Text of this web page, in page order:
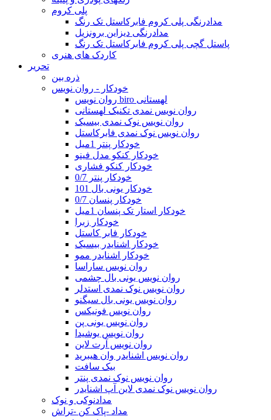
پلی کروم
مدادرنگی پلی کروم فابرکاستل تک رنگ
مدادرنگی دیزاین برونزیل
پاستل گچی پلی کروم فابرکاستل تک رنگ
کاردک های هنری
تحریر
ذره بین
خودکار - روان نویس
روان نویس biro لهستانی
روان نویس نمدی تکنیک لهستانی
روان نویس نوک نمدی بیسیک
روان نویس نوک نمدی فابرکاستل
خودکار پنتر 1میل
خودکار کنکو مدل فینو
خودکار کنکو فشاری
خودکار پنتر 0/7
خودکار یونی بال 101
خودکار پنسان 0/7
خودکار استار تک پنسان 1میل
خودکار زبرا
خودکار فابر کاستل
خودکار اشنایدر بیسیک
خودکار اشنایدر ممو
روان نویس ساراسا
روان نویس یونی بال چشمی
روان نویس نوک نمدی استدلر
روان نویس یونی بال سیگنو
روان نویس فونیکس
روان نویس یونی پن
روان نویس یوشیدا
روان نویس آرت لاین
روان نویس اشنایدر وان هیبرید
بیک سافت
روان نویس نوک نمدی پنتر
روان نویس نوک نمدی لاین آپ اشنایدر
مدادنوکی و نوک
مداد -پاک کن -تراش